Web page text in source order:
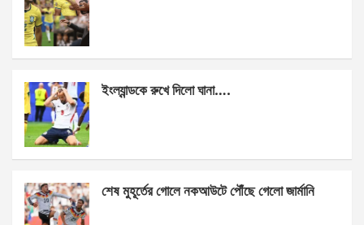
ইংল্যান্ডকে রুখে দিলো ঘানা….
শেষ মুহূর্তের গোলে নকআউটে পৌঁছে গেলো জার্মানি